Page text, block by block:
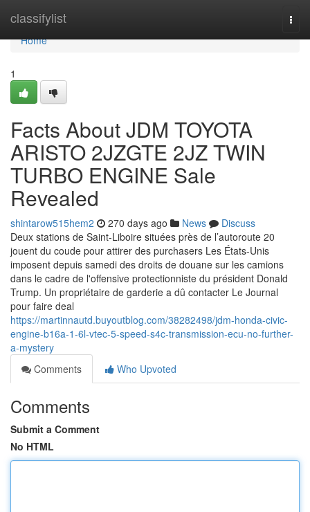
classifylist
Home
Home
1
Facts About JDM TOYOTA
ARISTO 2JZGTE 2JZ TWIN
TURBO ENGINE Sale
Revealed
shintarow515hem2 270 days ago News
Discuss
Deux stations de Saint-Liboire situées près de l’autoroute 20
jouent du coude pour attirer des purchasers Les États-Unis
imposent depuis samedi des droits de douane sur les camions
dans le cadre de l'offensive protectionniste du président Donald
Trump. Un propriétaire de garderie a dû contacter Le Journal
pour faire deal
https://martinnautd.buyoutblog.com/38282498/jdm-honda-civic-
engine-b16a-1-6l-vtec-5-speed-s4c-transmission-ecu-no-further-
a-mystery
Comments
Who Upvoted
Comments
Submit a Comment
No HTML